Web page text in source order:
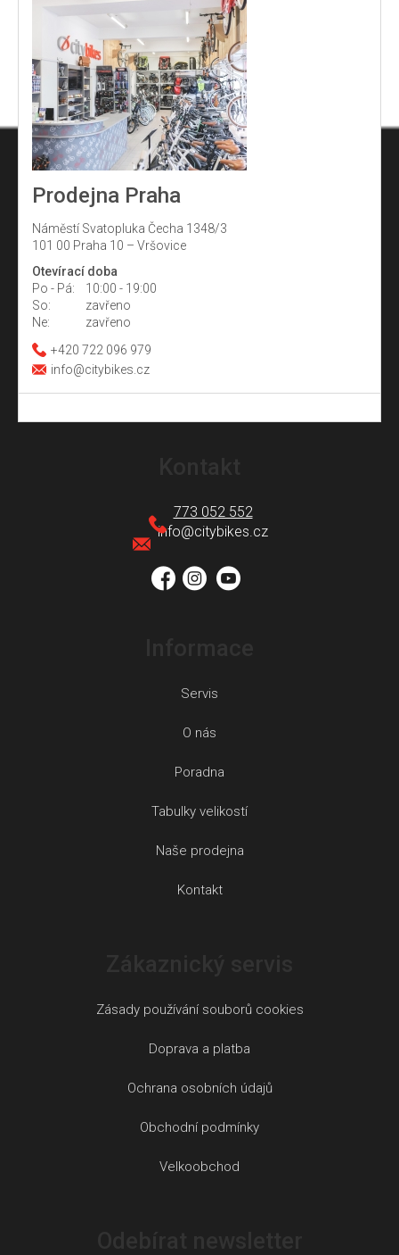
Prodejna Praha
Náměstí Svatopluka Čecha 1348/3
101 00 Praha 10 – Vršovice
Otevírací doba
Po - Pá:
10:00 - 19:00
So:
zavřeno
Ne:
zavřeno
+420 722 096 979
info@citybikes.cz
info@citybikes.cz
773 052 552
Servis
O nás
Poradna
Tabulky velikostí
Naše prodejna
Kontakt
Zásady používání souborů cookies
Doprava a platba
Ochrana osobních údajů
Obchodní podmínky
Velkoobchod